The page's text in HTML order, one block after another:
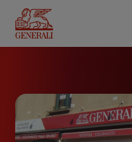
contenu
principal